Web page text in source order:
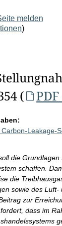
melden
)
(
Leakage-
die
schaffen.
die
sowie des
zur
dass im